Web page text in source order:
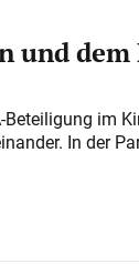
und
im
In der